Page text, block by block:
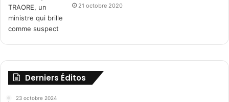
21 octobre 2020
Derniers Éditos
23 octobre 2024